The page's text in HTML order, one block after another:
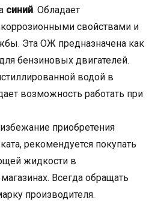
синий. Обладает
свойствами и
Эта ОЖ предназначена как
бензиновых двигателей.
водой в
возможность работать при
приобретения
рекомендуется покупать
жидкости в
Всегда обращать
производителя.